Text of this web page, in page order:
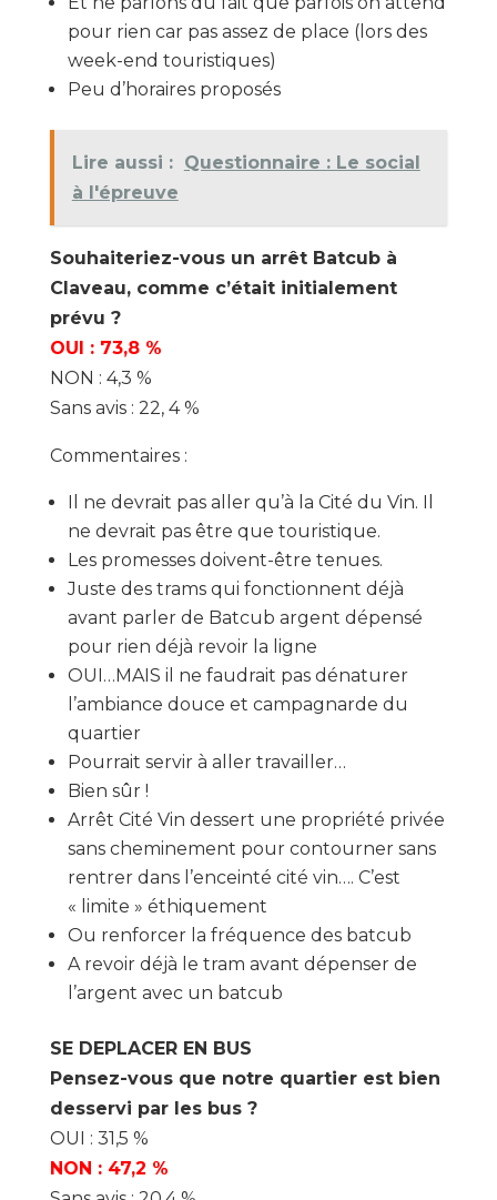
pour rien car pas assez de place (lors des
week-end touristiques)
Peu d’horaires proposés
Lire aussi : Questionnaire : Le social
à l'épreuve
Souhaiteriez-vous un arrêt Batcub à
Claveau, comme c’était initialement
prévu ?
OUI : 73,8 %
NON : 4,3 %
Sans avis : 22, 4 %
Commentaires :
Il ne devrait pas aller qu’à la Cité du Vin. Il
ne devrait pas être que touristique.
Les promesses doivent-être tenues.
Juste des trams qui fonctionnent déjà
avant parler de Batcub argent dépensé
pour rien déjà revoir la ligne
OUI…MAIS il ne faudrait pas dénaturer
l’ambiance douce et campagnarde du
quartier
Pourrait servir à aller travailler…
Bien sûr !
Arrêt Cité Vin dessert une propriété privée
sans cheminement pour contourner sans
rentrer dans l’enceinté cité vin…. C’est
« limite » éthiquement
Ou renforcer la fréquence des batcub
A revoir déjà le tram avant dépenser de
l’argent avec un batcub
SE DEPLACER EN BUS
Pensez-vous que notre quartier est bien
desservi par les bus ?
OUI : 31,5 %
NON : 47,2 %